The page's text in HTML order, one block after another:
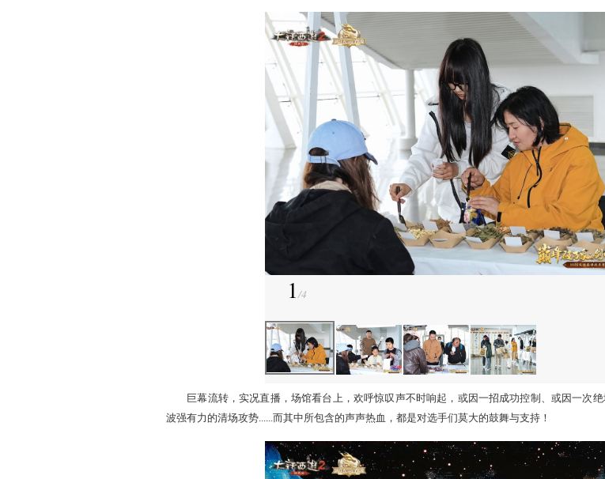
1 8
冠军战当天，来自各地的玩家共聚“ 山东·青岛市民健身中心”，场外的
变热爱，而一份份精美的伴手礼，也是大话对玩家们的诚意回馈；当所